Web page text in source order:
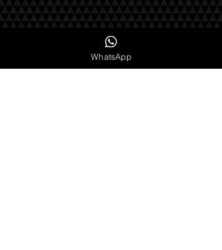
WhatsApp